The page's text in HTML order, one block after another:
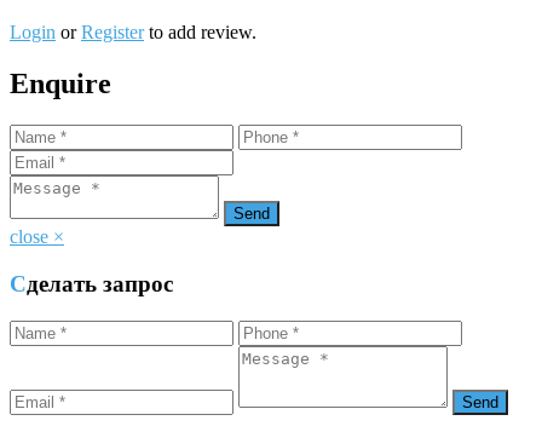
Login or Register to add review.
Enquire
close ×
Сделать запрос